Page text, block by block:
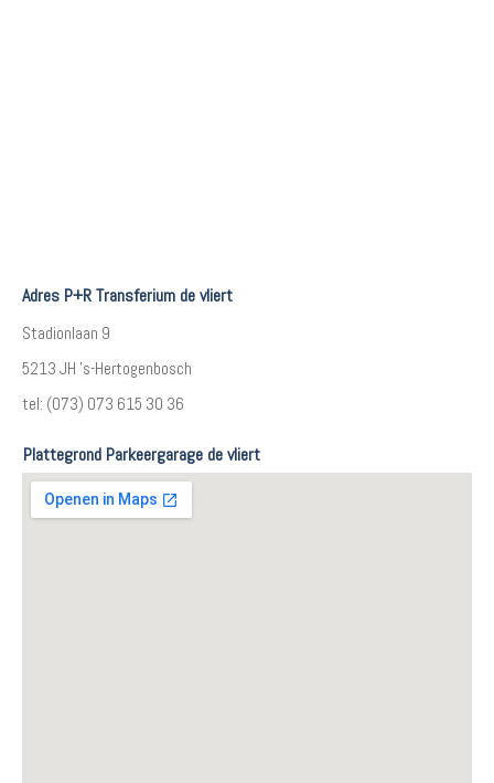
Adres P+R Transferium de vliert
Stadionlaan 9
5213 JH 's-Hertogenbosch
tel: (073) 073 615 30 36
Plattegrond Parkeergarage de vliert